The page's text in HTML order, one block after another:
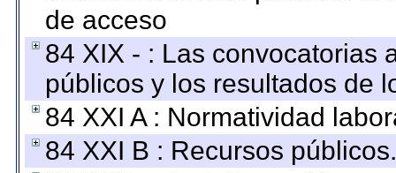
de acceso
84 XIX - : Las convocatorias
públicos y los resultados de
84 XXI A : Normatividad
84 XXI B : Recursos públicos.